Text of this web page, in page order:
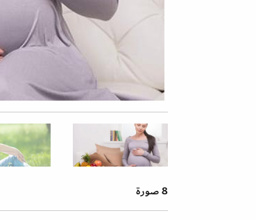
8 صورة